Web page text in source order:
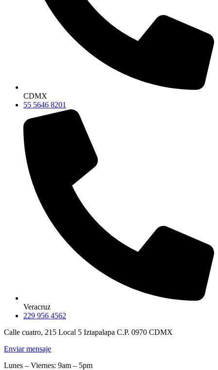
CDMX
55 5646 8201
Veracruz
229 956 4562
Calle cuatro, 215 Local 5 Iztapalapa C.P. 0970 CDMX
Enviar mensaje
Lunes – Viernes: 9am – 5pm